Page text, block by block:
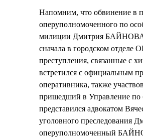
Напомним, что обвинение в
оперуполномоченного по
милиции Дмитрия БАЙНОВА
сначала в городском отделе
преступления, связанные с
встретился с официальным
оперативника, также
пришедший в Управление по
представился адвокатом
уголовного
оперуполномоченный